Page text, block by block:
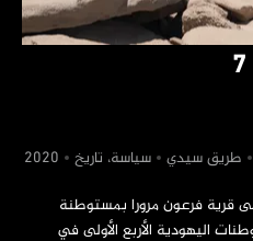
‏طريق سيدي ‏سياسة، تاريخ